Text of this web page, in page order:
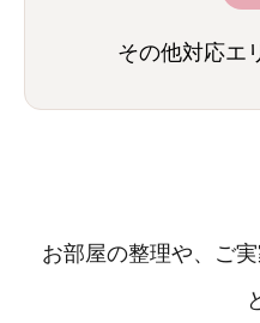
その他対応エ
お部屋の整理や、ご